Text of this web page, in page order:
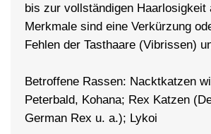
bis zur vollständigen Haarlosigkeit
Merkmale sind eine Verkürzung
Fehlen der Tasthaare (Vibrissen)
Betroffene Rassen: Nacktkatzen
Peterbald, Kohana; Rex Katzen
German Rex u. a.); Lykoi